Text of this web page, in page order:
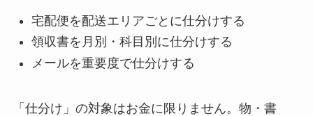
宅配便を配送エリアごとに仕分けする
領収書を月別・科目別に仕分けする
メールを重要度で仕分けする
「仕分け」の対象はお金に限りません。物・書